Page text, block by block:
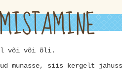
või või õli.
munasse, siis kergelt